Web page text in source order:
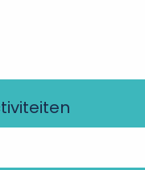
- La Petite
Charbonnière,